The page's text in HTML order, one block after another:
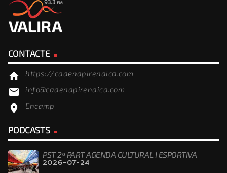
CONTACTE
home https://cadenapirenaica.com
email info@cadenapirenaica.com
location_on Encamp
PODCASTS
PST 2ª PART AGENDA CULTURAL I ESPORTIVA
2026-07-24